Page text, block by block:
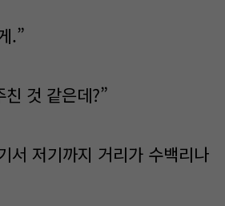
.”
것 같은데?”
서 저기까지 거리가 수백리나